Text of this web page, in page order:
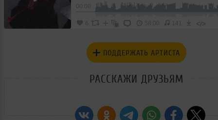
6 58:00 </>
ПОДДЕРЖАТЬ АРТИСТА
РАССКАЖИ ДРУЗЬЯМ